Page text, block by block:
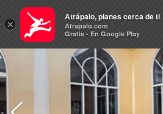
Hoteles
×
Atrápalo, planes cerca de ti
Atrapalo.com
Gratis - En Google Play